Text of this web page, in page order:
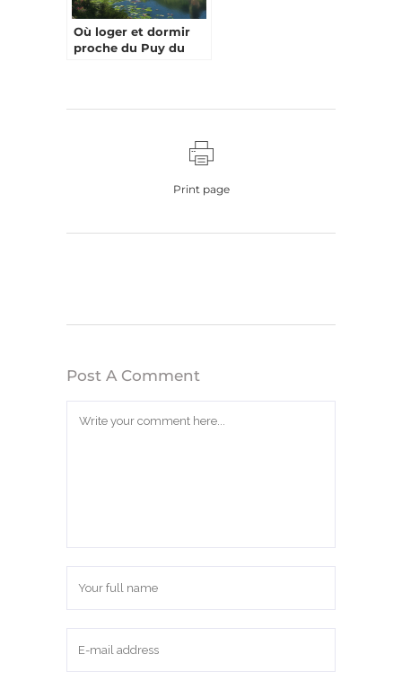
Où loger et dormir
proche du Puy du
Print page
Post A Comment